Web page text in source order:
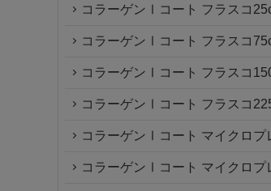
コラーゲンⅠコート フラスコ
コラーゲンⅠコート フラスコ
コラーゲンⅠコート フラスコ
コラーゲンⅠコート フラスコ
コラーゲンⅠコート マイクロプ
コラーゲンⅠコート マイクロプ